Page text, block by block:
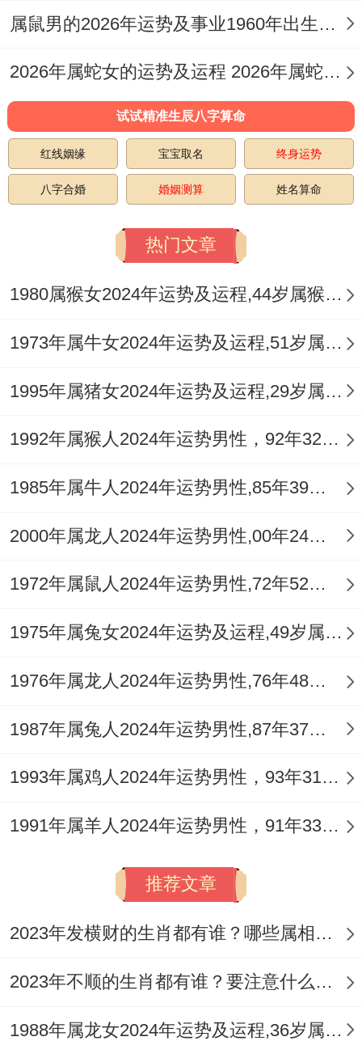
属鼠男的2026年运势及事业1960年出生的命运 属鼠男的2026婚姻
2026年属蛇女的运势及运程 2026年属蛇女全年运势及运程
试试精准生辰八字算命
红线姻缘 宝宝取名 终身运势
八字合婚 婚姻测算 姓名算命
热门文章
1980属猴女2024年运势及运程,44岁属猴人2024全年每月运势女性如何
1973年属牛女2024年运势及运程,51岁属牛人2024全年每月运势女性如何
1995年属猪女2024年运势及运程,29岁属猪人2024全年每月运势女性如何
1992年属猴人2024年运势男性，92年32岁属猴男2024年每月运程怎么样
1985年属牛人2024年运势男性,85年39岁属牛男2024年每月运程怎么样
2000年属龙人2024年运势男性,00年24岁属龙男2024年每月运程怎么样
1972年属鼠人2024年运势男性,72年52岁属鼠男2024年每月运程怎么样
1975年属兔女2024年运势及运程,49岁属兔人2024全年每月运势女性如何
1976年属龙人2024年运势男性,76年48岁属龙男2024年每月运程怎么样
1987年属兔人2024年运势男性,87年37岁属兔男2024年每月运程怎么样
1993年属鸡人2024年运势男性，93年31岁属鸡男2024年每月运程怎么样
1991年属羊人2024年运势男性，91年33岁属羊男2024年每月运程怎么样
推荐文章
2023年发横财的生肖都有谁？哪些属相财运旺盛？
2023年不顺的生肖都有谁？要注意什么呢？
1988年属龙女2024年运势及运程,36岁属龙人2024全年每月运势女性如何